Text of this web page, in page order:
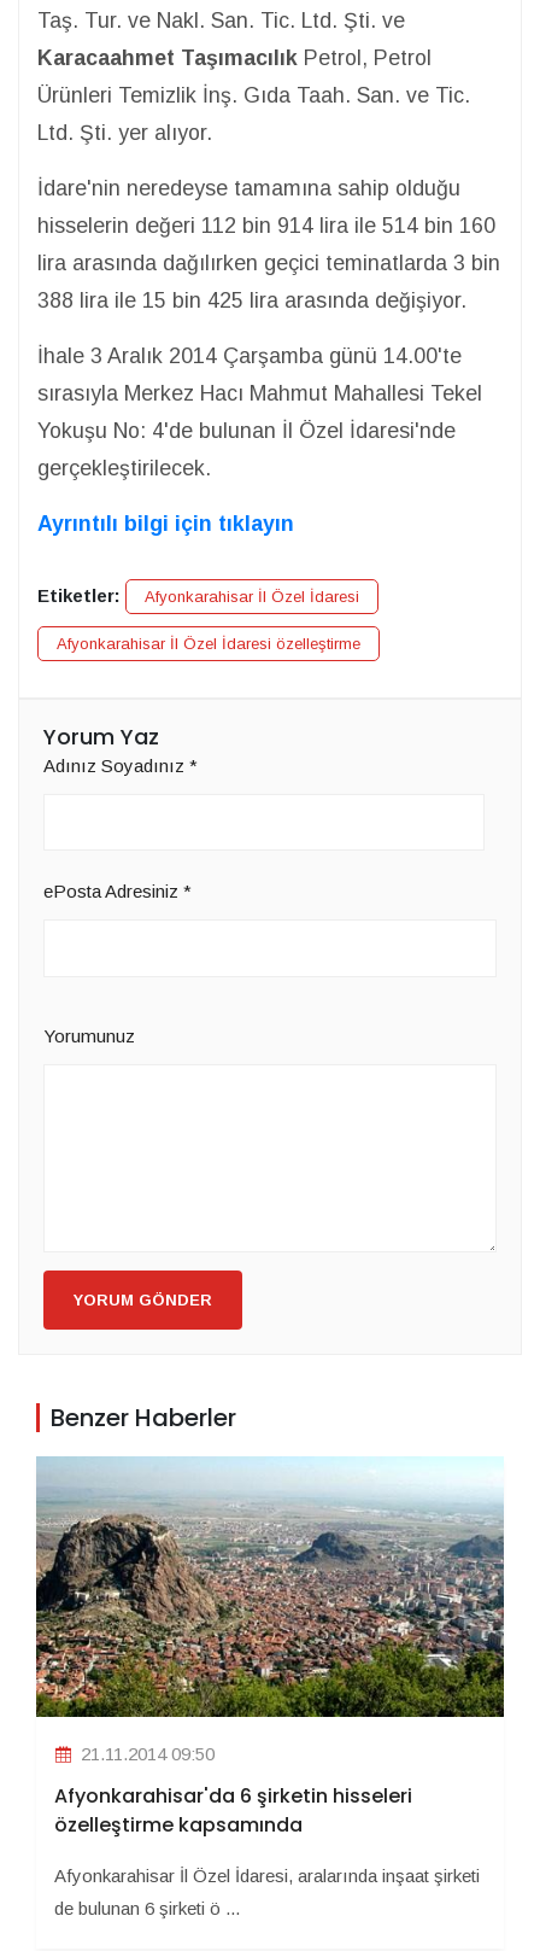
Taş. Tur. ve Nakl. San. Tic. Ltd. Şti. ve
Karacaahmet Taşımacılık Petrol, Petrol
Ürünleri Temizlik İnş. Gıda Taah. San. ve Tic.
Ltd. Şti. yer alıyor.
İdare'nin neredeyse tamamına sahip olduğu
hisselerin değeri 112 bin 914 lira ile 514 bin 160
lira arasında dağılırken geçici teminatlarda 3 bin
388 lira ile 15 bin 425 lira arasında değişiyor.
İhale 3 Aralık 2014 Çarşamba günü 14.00'te
sırasıyla Merkez Hacı Mahmut Mahallesi Tekel
Yokuşu No: 4'de bulunan İl Özel İdaresi'nde
gerçekleştirilecek.
Ayrıntılı bilgi için tıklayın
Etiketler: Afyonkarahisar İl Özel İdaresi
Afyonkarahisar İl Özel İdaresi özelleştirme
Yorum Yaz
Adınız Soyadınız *
ePosta Adresiniz *
Yorumunuz
YORUM GÖNDER
Benzer Haberler
21.11.2014 09:50
Afyonkarahisar'da 6 şirketin hisseleri
özelleştirme kapsamında
Afyonkarahisar İl Özel İdaresi, aralarında inşaat şirketi
de bulunan 6 şirketi ö ...